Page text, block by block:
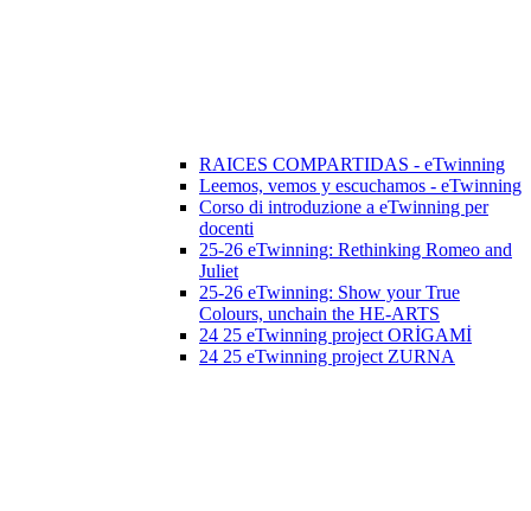
RAICES COMPARTIDAS - eTwinning
Leemos, vemos y escuchamos - eTwinning
Corso di introduzione a eTwinning per
docenti
25-26 eTwinning: Rethinking Romeo and
Juliet
25-26 eTwinning: Show your True
Colours, unchain the HE-ARTS
24 25 eTwinning project ORİGAMİ
24 25 eTwinning project ZURNA